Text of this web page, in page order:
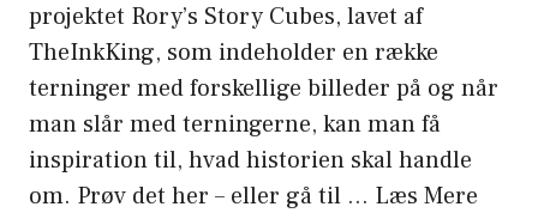
projektet Rory’s Story Cubes, lavet af
TheInkKing, som indeholder en række
terninger med forskellige billeder på og når
man slår med terningerne, kan man få
inspiration til, hvad historien skal handle
om. Prøv det her – eller gå til … Læs Mere